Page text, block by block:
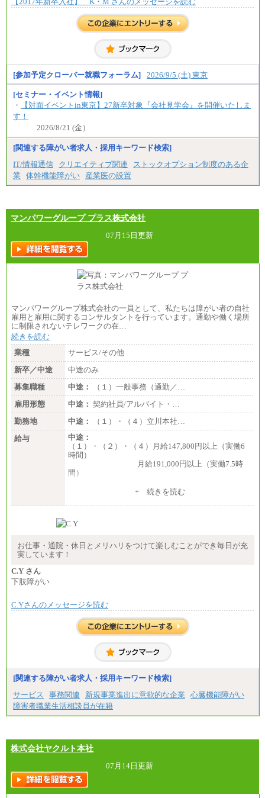
⑨月給：250,000円～330,000円
※経験、能力等を考慮の上、当社規定により決定
[参加予定クローバー就職フォーラム] 2026/9/5 (土) 東京
[セミナー・イベント情報]
・
【対面イベントin東京】27新卒対象『会社見学会』を開催いたしま
す！
2026/8/21 (金）
[関連する障がい者求人・採用キーワード検索]
IT/情報通信
クリエイティブ関連
ストックオプション制度のある企
業
体幹機能障がい 産業医の設置
マンパワーグループ プラス株式会社
07月15日更新
マンパワーグループ株式会社の一員として、私たちは障がい者の自社
雇用と雇用に関するコンサルタントを行っています。通勤や働く場所
に制限されないテレワークの在…
続きを読む
業種
サービス/その他
新卒／中途
中途のみ
募集職種
中途：
（１）一般事務（通勤／…
雇用形態
中途： 契約社員/アルバイト・…
勤務地
中途：
（１）・（４）立川本社…
給与
中途：
（１）・（２）・（４）月給147,800円以上（実働6
時間）
月給191,000円以上（実働7.5時
間）
（３）月給191,000円以上（実働7.5時間）
（５）月給147,800円以上（実働6時間）
時給 1,226円（実働4.5時間）
間額換算額）
・退職金相当手当 37円
+ 続きを読む
お仕事・通院・休日とメリハリをつけて楽しむことができ毎日が充
実しています！
C.Y さん
下肢障がい
C.Yさんのメッセージを読む
[関連する障がい者求人・採用キーワード検索]
サービス
事務関連 新規事業進出に意欲的な企業
心臓機能障がい
障害者職業生活相談員が在籍
株式会社ヤクルト本社
07月14日更新